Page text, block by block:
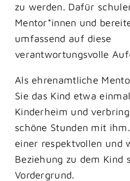
zu werden. Dafür
Mentor*innen und
umfassend auf diese
verantwortungsvolle
Als ehrenamtliche
Sie das Kind etwa
Kinderheim und
schöne Stunden mit
einer respektvollen und
Beziehung zu dem Kind
Vordergrund.